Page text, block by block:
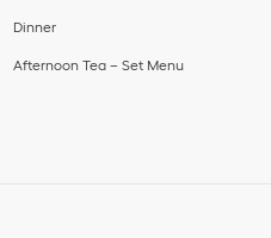
Dinner
Afternoon Tea – Set Menu